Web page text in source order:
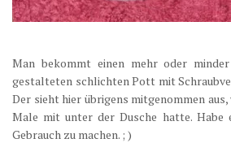
Man bekommt einen mehr oder minder
gestalteten schlichten Pott mit
Der sieht hier übrigens mitgenommen
Male mit unter der Dusche hatte. Habe
Gebrauch zu machen. ; )